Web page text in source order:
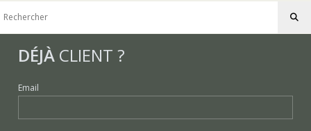
DÉJÀ CLIENT ?
Email